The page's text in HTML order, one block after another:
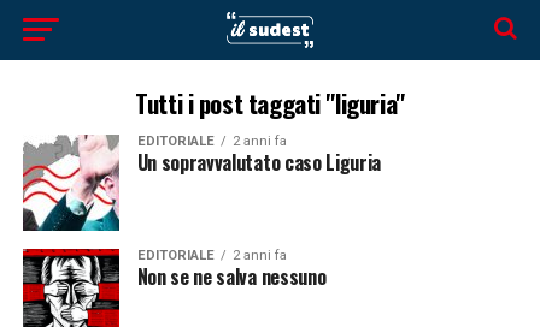
Tutti i post taggati "liguria"
EDITORIALE 2 anni fa
Un sopravvalutato caso Liguria
EDITORIALE 2 anni fa
Non se ne salva nessuno